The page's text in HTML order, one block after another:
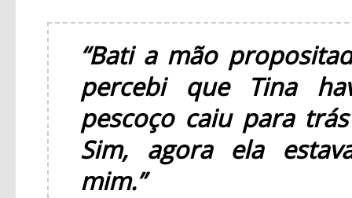
“Bati a mão
percebi que Tina
pescoço caiu para
Sim, agora ela
mim.”